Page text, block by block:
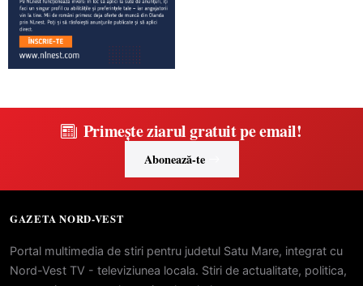
Primește ziarul gratuit pe email!
Abonează-te
GAZETA NORD-VEST
Portal multimedia de stiri pentru judetul Satu Mare, integrat cu
Nord-Vest TV - televiziunea locala. Stiri de actualitate, politica,